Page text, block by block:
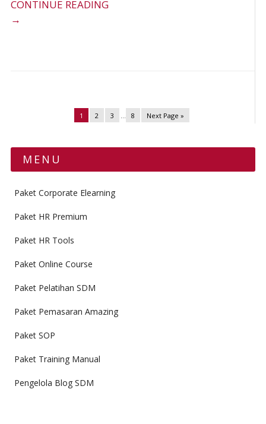
CONTINUE READING
→
1 2 3 8 Next Page »
MENU
Paket Corporate Elearning
Paket HR Premium
Paket HR Tools
Paket Online Course
Paket Pelatihan SDM
Paket Pemasaran Amazing
Paket SOP
Paket Training Manual
Pengelola Blog SDM